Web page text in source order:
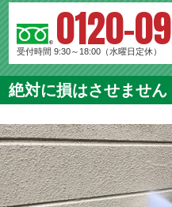
0120-
受付時間 9:30～18:00（水曜日定休）
絶対に損はさせませ